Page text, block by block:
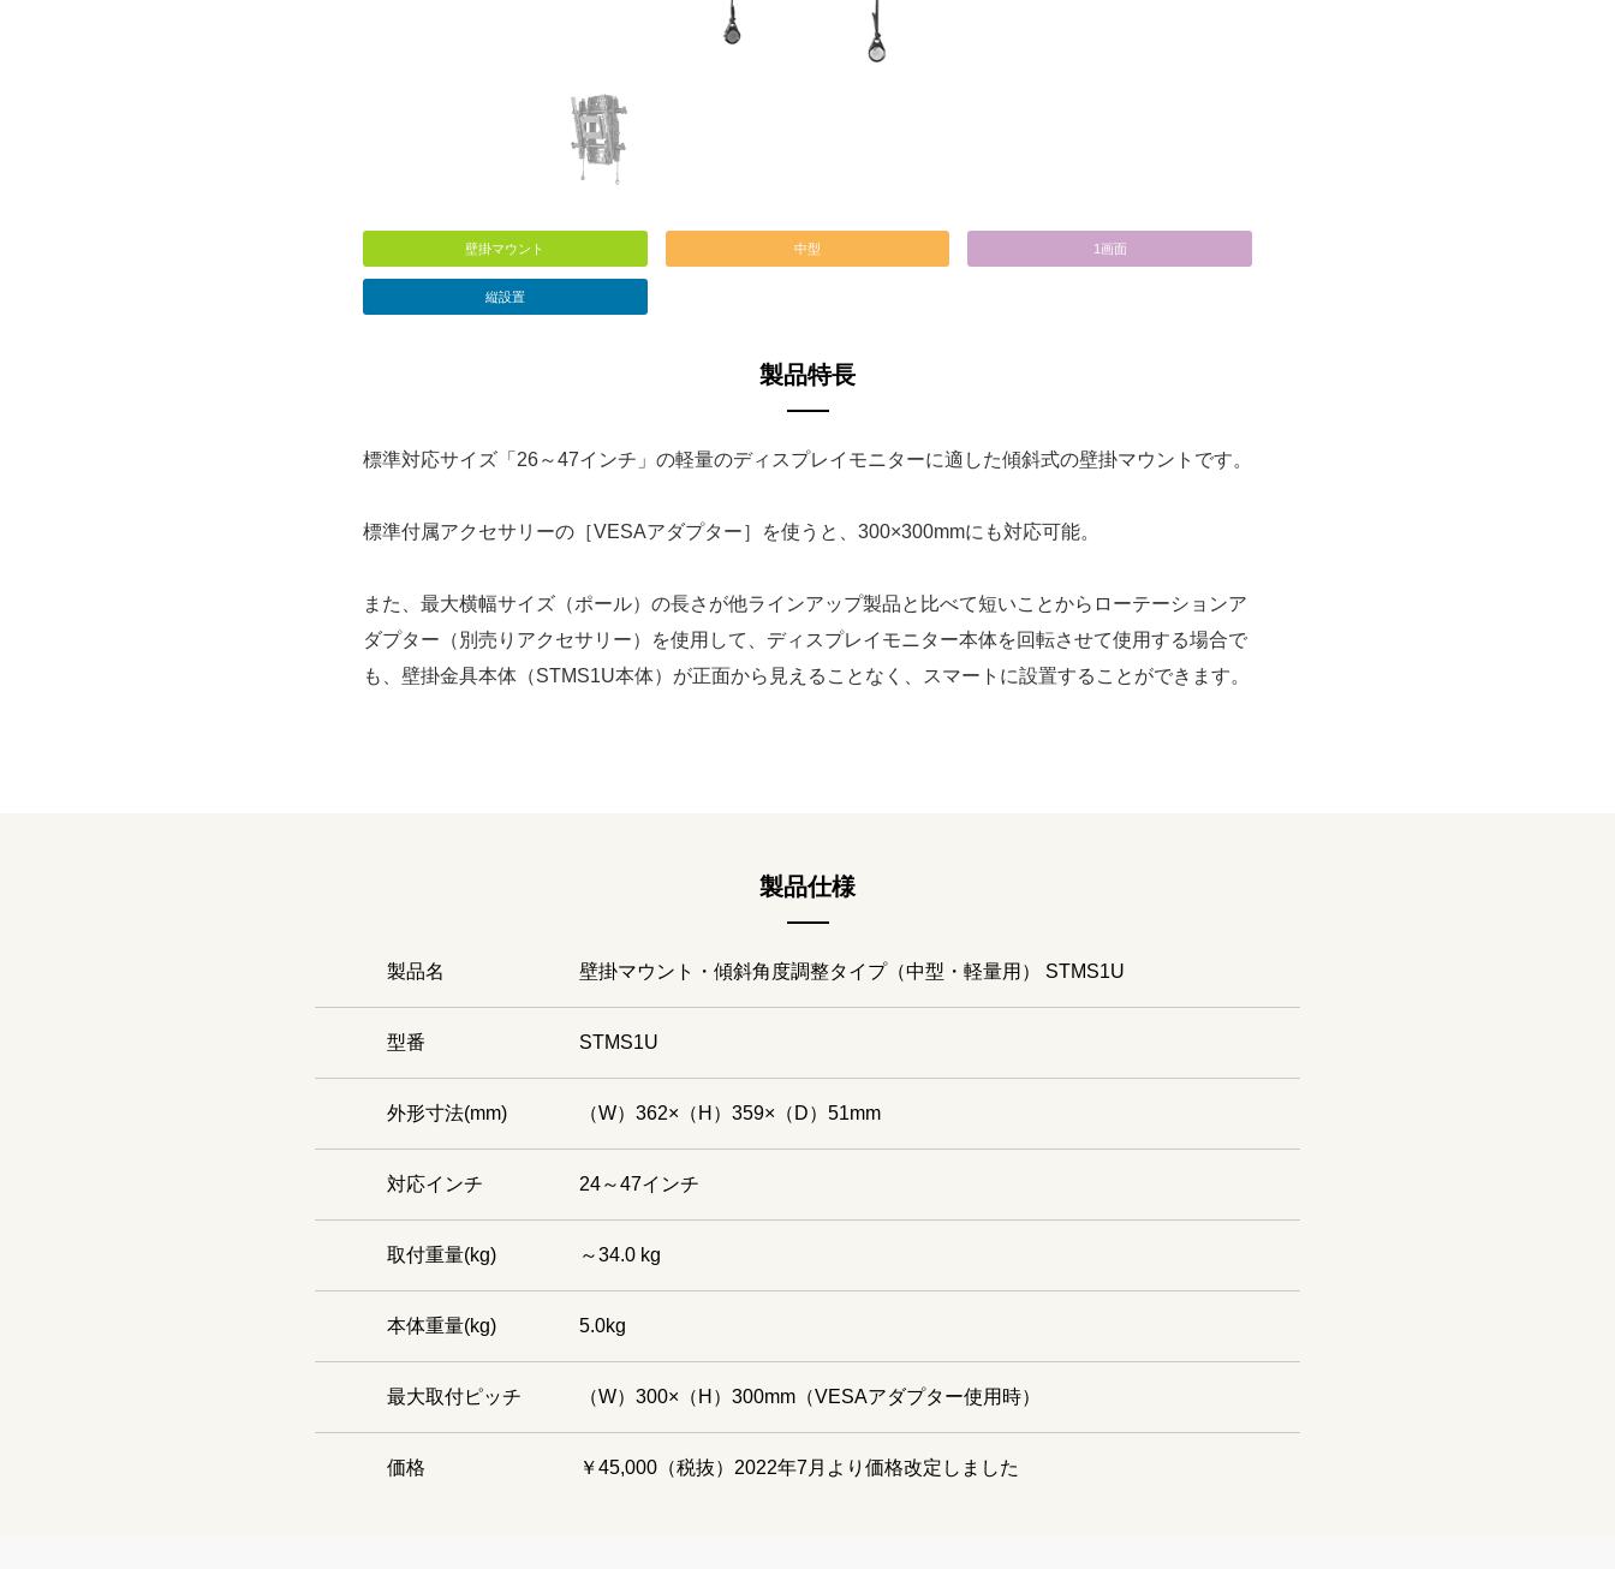
壁掛マウント 中型 1画面
縦設置
製品特長
標準対応サイズ「26～47インチ」の軽量のディスプレイモニターに適した傾斜式の壁掛マウントです。
標準付属アクセサリーの［VESAアダプター］を使うと、300×300mmにも対応可能。
また、最大横幅サイズ（ポール）の長さが他ラインアップ製品と比べて短いことからローテーションア
ダプター（別売りアクセサリー）を使用して、ディスプレイモニター本体を回転させて使用する場合で
も、壁掛金具本体（STMS1U本体）が正面から見えることなく、スマートに設置することができます。
製品仕様
製品名 壁掛マウント・傾斜角度調整タイプ（中型・軽量用） STMS1U
型番 STMS1U
外形寸法(mm) （W）362×（H）359×（D）51mm
対応インチ 24～47インチ
取付重量(kg) ～34.0 kg
本体重量(kg) 5.0kg
最大取付ピッチ （W）300×（H）300mm（VESAアダプター使用時）
価格 ￥45,000（税抜）2022年7月より価格改定しました